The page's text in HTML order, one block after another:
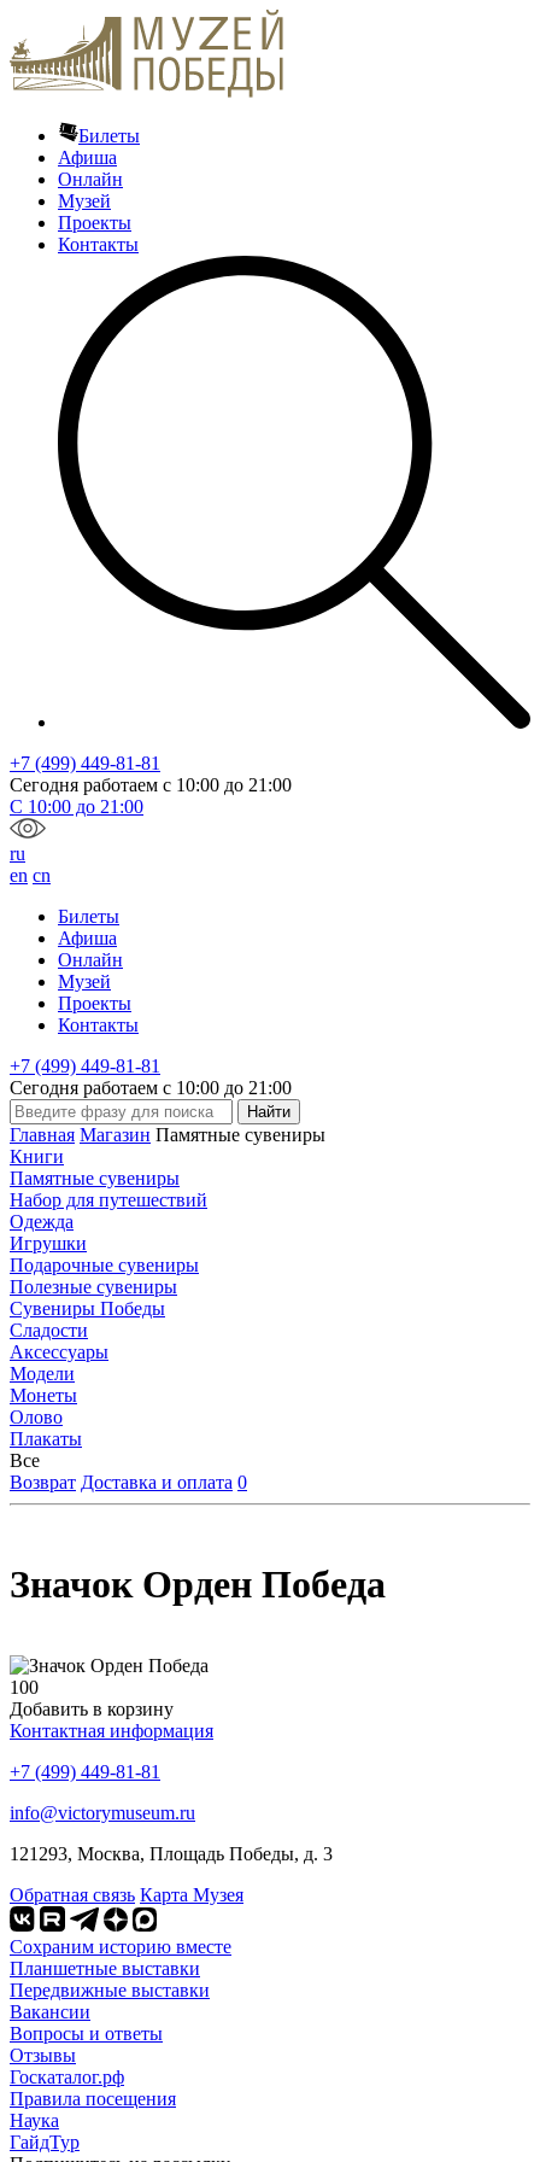
Билеты
Афиша
Онлайн
Музей
Проекты
Контакты
+7 (499) 449-81-81
Сегодня работаем с 10:00 до 21:00
С 10:00 до 21:00
ru
en cn
Билеты
Афиша
Онлайн
Музей
Проекты
Контакты
+7 (499) 449-81-81
Сегодня работаем с 10:00 до 21:00
Главная Магазин Памятные сувениры
Книги
Памятные сувениры
Набор для путешествий
Одежда
Игрушки
Подарочные сувениры
Полезные сувениры
Сувениры Победы
Сладости
Аксессуары
Модели
Монеты
Олово
Плакаты
Все
Возврат Доставка и оплата 0
Значок Орден Победа
100
Добавить в корзину
Контактная информация
+7 (499) 449-81-81
info@victorymuseum.ru
121293, Москва, Площадь Победы, д. 3
Обратная связь Карта Музея
Сохраним историю вместе
Планшетные выставки
Передвижные выставки
Вакансии
Вопросы и ответы
Отзывы
Госкаталог.рф
Правила посещения
Наука
ГайдТур